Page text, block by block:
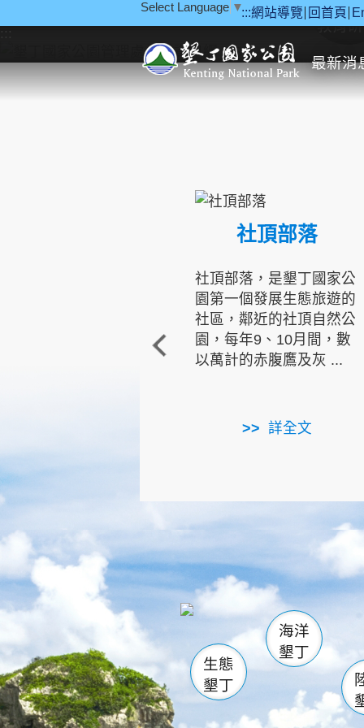
:::網站導覽 回首頁
Select Language ▼
最新消
::: 教育
社頂部落
社頂部落，是墾丁國家公
園第一個發展生態旅遊的
社區，鄰近的社頂自然公
園，每年9、10月間，數
以萬計的赤腹鷹及灰 ...
詳全文
龜山 海生館
恆春
龍鑾潭自
瓊麻館
關山
白砂
生態
墾丁
海洋
墾丁